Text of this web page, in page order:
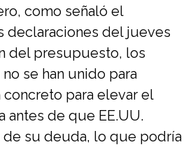
como señaló el
declaraciones del jueves
del presupuesto, los
se han unido para
para elevar el
antes de que EE.UU.
su deuda, lo que podría